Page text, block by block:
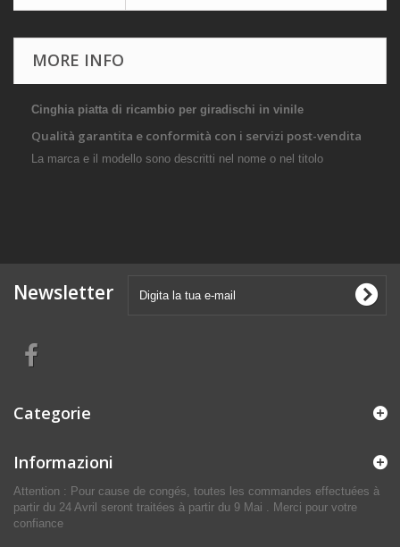
MORE INFO
Cinghia piatta di ricambio per giradischi in vinile
Qualità garantita e conformità con i servizi post-vendita
La marca e il modello sono descritti nel nome o nel titolo
Newsletter
Categorie
Informazioni
Attention : Pour cause de congés, toutes les commandes effectuées à
partir du 24 Avril seront traitées à partir du 9 Mai . Merci pour votre
confiance